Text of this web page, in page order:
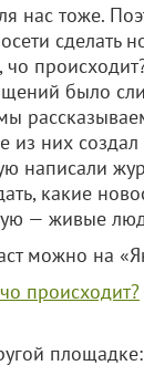
нас тоже.
сделать
было
из них создал
написали
какие
— живые
можно на
происходит?